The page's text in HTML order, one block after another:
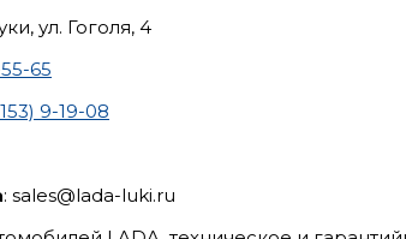
ул. Гоголя, 4
65
9-19-08
: sales@lada-luki.ru